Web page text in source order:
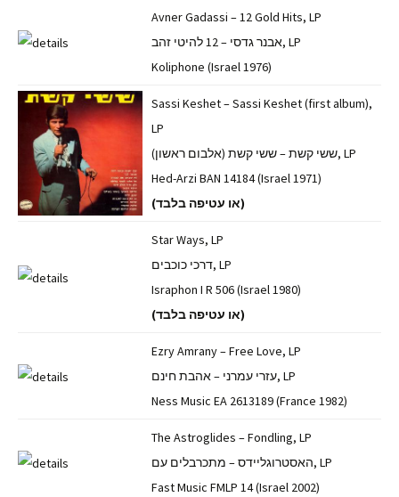
Avner Gadassi – 12 Gold Hits, LP
אבנר גדסי – 12 להיטי זהב, LP
Koliphone (Israel 1976)
Sassi Keshet – Sassi Keshet (first album),
LP
ששי קשת – ששי קשת (אלבום ראשון), LP
Hed-Arzi BAN 14184 (Israel 1971)
(או עטיפה בלבד)
Star Ways, LP
Israphon I R 506 (Israel 1980)
(או עטיפה בלבד)
Ezry Amrany – Free Love, LP
עזרי עמרני – אהבת חינם, LP
Ness Music EA 2613189 (France 1982)
The Astroglides – Fondling, LP
האסטרוגליידס – מתכרבלים עם, LP
Fast Music FMLP 14 (Israel 2002)